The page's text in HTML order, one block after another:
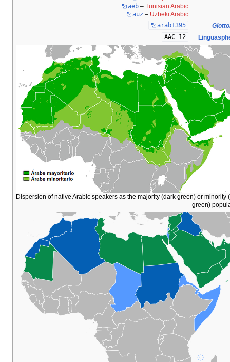
aeb – Tunisian Arabic
auz – Uzbeki Arabic
arab1395
12-AAC
Dispersion of native Arabic speakers as the majority (dark green) or minority
green)